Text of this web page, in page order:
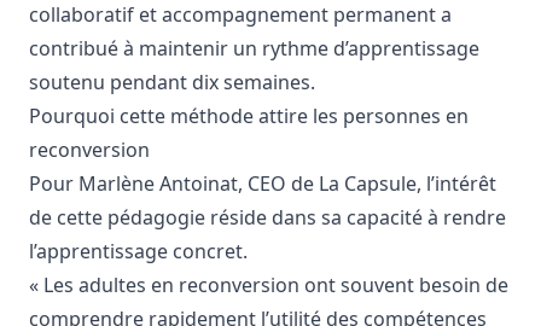
collaboratif et accompagnement permanent a
contribué à maintenir un rythme d’apprentissage
soutenu pendant dix semaines.
Pourquoi cette méthode attire les personnes en
reconversion
Pour Marlène Antoinat, CEO de La Capsule, l’intérêt
de cette pédagogie réside dans sa capacité à rendre
l’apprentissage concret.
« Les adultes en reconversion ont souvent besoin de
comprendre rapidement l’utilité des compétences